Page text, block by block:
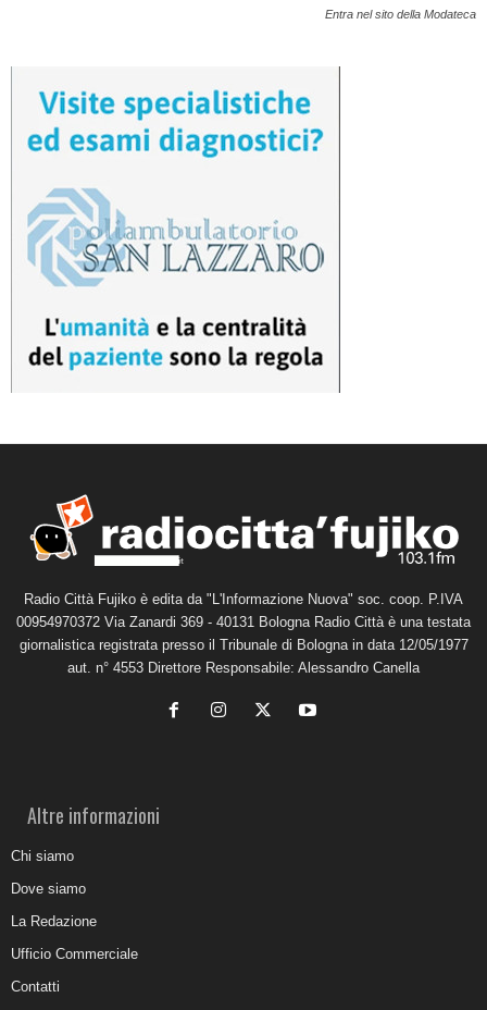
Entra nel sito della Modateca
Radio Città Fujiko è edita da "L'Informazione Nuova" soc. coop. P.IVA
00954970372 Via Zanardi 369 - 40131 Bologna Radio Città è una testata
giornalistica registrata presso il Tribunale di Bologna in data 12/05/1977
aut. n° 4553 Direttore Responsabile: Alessandro Canella
Altre informazioni
Chi siamo
Dove siamo
La Redazione
Ufficio Commerciale
Contatti